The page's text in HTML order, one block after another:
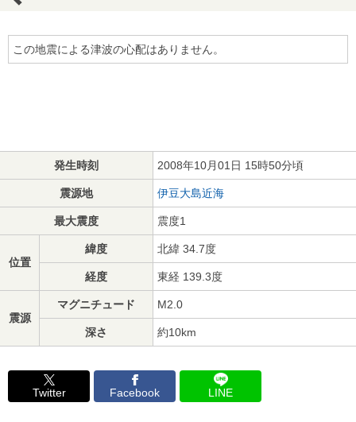
この地震による津波の心配はありません。
発生時刻 2008年10月01日 15時50分頃
震源地 伊豆大島近海
最大震度 震度1
位置
緯度 北緯 34.7度
経度 東経 139.3度
震源
マグニチュード M2.0
深さ 約10km
Twitter Facebook LINE